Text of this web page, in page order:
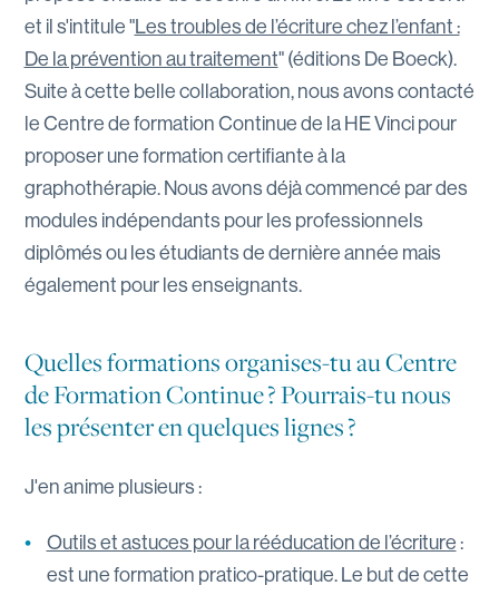
et il s'intitule "Les troubles de l’écriture chez l’enfant :
De la prévention au traitement" (éditions De Boeck).
Suite à cette belle collaboration, nous avons contacté
le Centre de formation Continue de la HE Vinci pour
proposer une formation certifiante à la
graphothérapie. Nous avons déjà commencé par des
modules indépendants pour les professionnels
diplômés ou les étudiants de dernière année mais
également pour les enseignants.
Quelles formations organises-tu au Centre
de Formation Continue ? Pourrais-tu nous
les présenter en quelques lignes ?
J'en anime plusieurs :
Outils et astuces pour la rééducation de l’écriture :
est une formation pratico-pratique. Le but de cette